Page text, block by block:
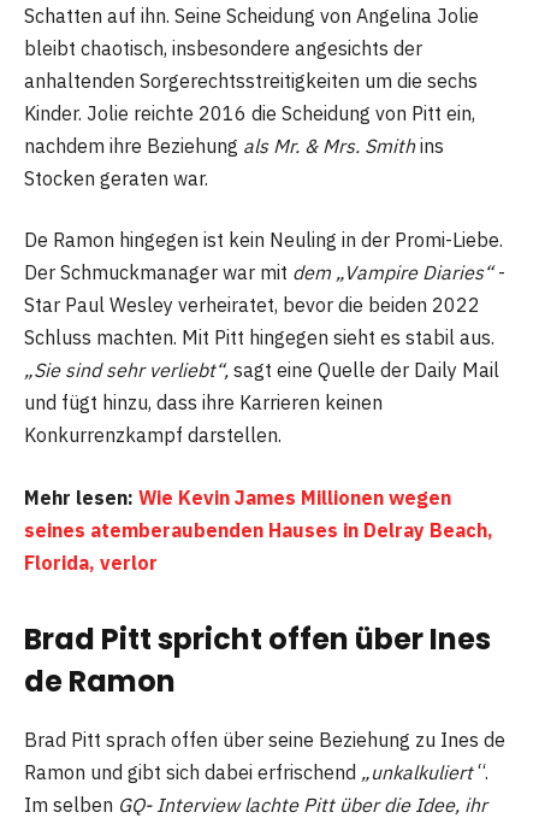
Schatten auf ihn. Seine Scheidung von Angelina Jolie
bleibt chaotisch, insbesondere angesichts der
anhaltenden Sorgerechtsstreitigkeiten um die sechs
Kinder. Jolie reichte 2016 die Scheidung von Pitt ein,
nachdem ihre Beziehung als Mr. & Mrs. Smithins
Stocken geraten war.
De Ramon hingegen ist kein Neuling in der Promi-Liebe.
Der Schmuckmanager war mit dem „Vampire Diaries“-
Star Paul Wesley verheiratet, bevor die beiden 2022
Schluss machten. Mit Pitt hingegen sieht es stabil aus.
„Sie sind sehr verliebt“, sagt eine Quelle der Daily Mail
und fügt hinzu, dass ihre Karrieren keinen
Konkurrenzkampf darstellen.
Mehr lesen: Wie Kevin James Millionen wegen
seines atemberaubenden Hauses in Delray Beach,
Florida, verlor
Brad Pitt spricht offen über Ines
de Ramon
Brad Pitt sprach offen über seine Beziehung zu Ines de
Ramon und gibt sich dabei erfrischend „unkalkuliert“.
Im selben GQ- Interview lachte Pitt über die Idee, ihr